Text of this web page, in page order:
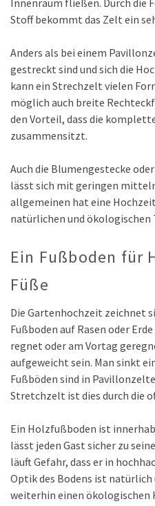
Innenraum fließen. Durch die
Stoff bekommt das Zelt ein
Anders als bei einem
gestreckt sind und sich die
kann ein Strechzelt vielen
möglich auch breite
den Vorteil, dass die
zusammensitzt.
Auch die Blumengestecke
lässt sich mit geringen
allgemeinen hat eine
natürlichen und ökologischen
Ein Fußboden für
Füße
Die Gartenhochzeit zeichnet
Fußboden auf Rasen oder
regnet oder am Vortag
aufgeweicht sein. Man sinkt
Fußböden sind in
Stretchzelt ist dies durch die
Ein Holzfußboden ist
lässt jeden Gast sicher zu
läuft Gefahr, dass er in
Optik des Bodens ist
weiterhin einen ökologischen